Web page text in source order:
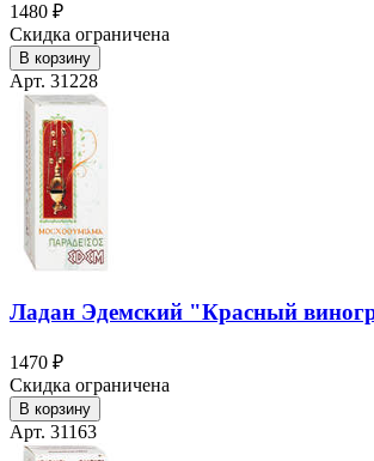
1480 ₽
Скидка ограничена
В корзину
Арт. 31228
Ладан Эдемский "Красный
1470 ₽
Скидка ограничена
В корзину
Арт. 31163